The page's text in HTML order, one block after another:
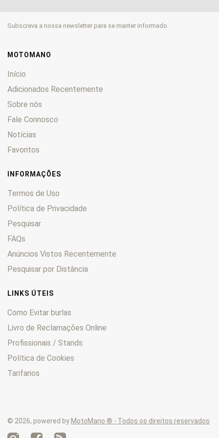
MXer 0
Nexxon
Pulsar
Quannon 0
Scout
Sector 0
Spacer
Styker
Top 0
Vitality 0
Xciting 0
Yager
Zing 0
Subscreva a nossa newsletter para se manter informado.
MOTOMANO
Início
Adicionados Recentemente
Sobre nós
Fale Connosco
Notícias
Favoritos
INFORMAÇÕES
Termos de Uso
Política de Privacidade
Pesquisar
FAQs
Anúncios Vistos Recentemente
Pesquisar por Distância
LINKS ÚTEIS
Como Evitar burlas
Livro de Reclamações Online
Profissionais / Stands
Política de Cookies
Tarifarios
© 2026, powered by MotoMano ® - Todos os direitos reservados